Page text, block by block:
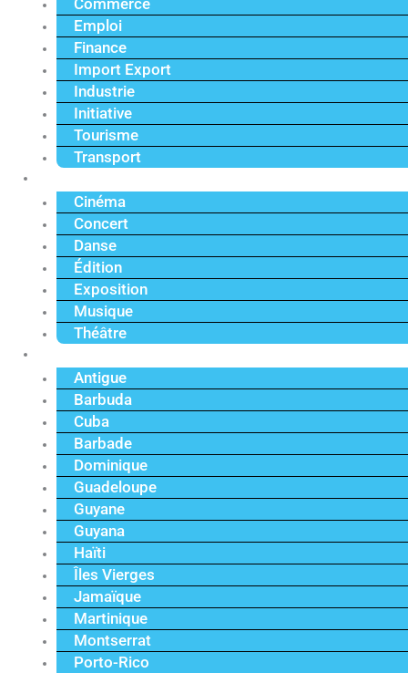
Commerce
Emploi
Finance
Import Export
Industrie
Initiative
Tourisme
Transport
Cinéma
Concert
Danse
Édition
Exposition
Musique
Théâtre
Antigue
Barbuda
Cuba
Barbade
Dominique
Guadeloupe
Guyane
Guyana
Haïti
Îles Vierges
Jamaïque
Martinique
Montserrat
Porto-Rico